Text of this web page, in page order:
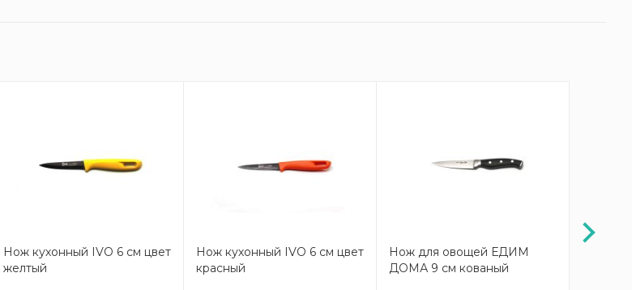
Нож кухонный IVO 6 см цвет
желтый
Нож кухонный IVO 6 см цвет
красный
Нож для овощей ЕДИМ
ДОМА 9 см кованый